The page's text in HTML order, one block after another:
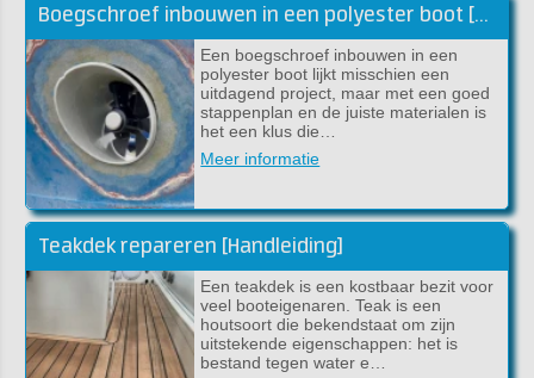
Boegschroef inbouwen in een polyester boot [handleiding]
Een boegschroef inbouwen in een
polyester boot lijkt misschien een
uitdagend project, maar met een goed
stappenplan en de juiste materialen is
het een klus die…
Meer informatie
Teakdek repareren [Handleiding]
Een teakdek is een kostbaar bezit voor
veel booteigenaren. Teak is een
houtsoort die bekendstaat om zijn
uitstekende eigenschappen: het is
bestand tegen water e…